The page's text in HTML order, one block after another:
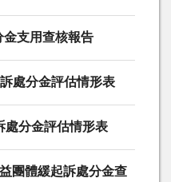
支用查核報告
處分金評估情形表
處分金評估情形表
團體緩起訴處分金查